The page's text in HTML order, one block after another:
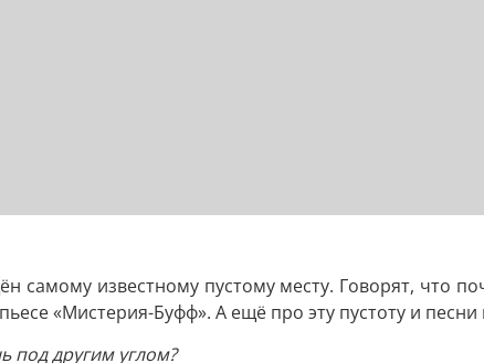
самому известному пустому месту. Говорят, что
«Мистерия-Буфф». А ещё про эту пустоту и
под другим углом?